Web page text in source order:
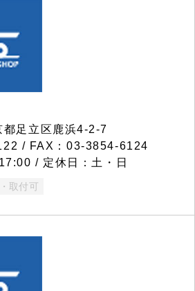
足立区鹿浜4-2-7
/ FAX：03-3854-6124
/ 定休日：土・日
取付可